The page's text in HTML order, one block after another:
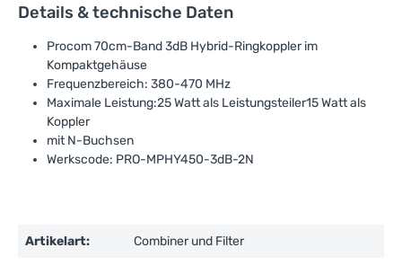
Details & technische Daten
Procom 70cm-Band 3dB Hybrid-Ringkoppler im
Kompaktgehäuse
Frequenzbereich: 380-470 MHz
Maximale Leistung:25 Watt als Leistungsteiler15 Watt als
Koppler
mit N-Buchsen
Werkscode: PRO-MPHY450-3dB-2N
Artikelart: Combiner und Filter